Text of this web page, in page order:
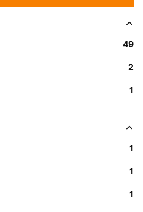
49
2
1
1
1
1